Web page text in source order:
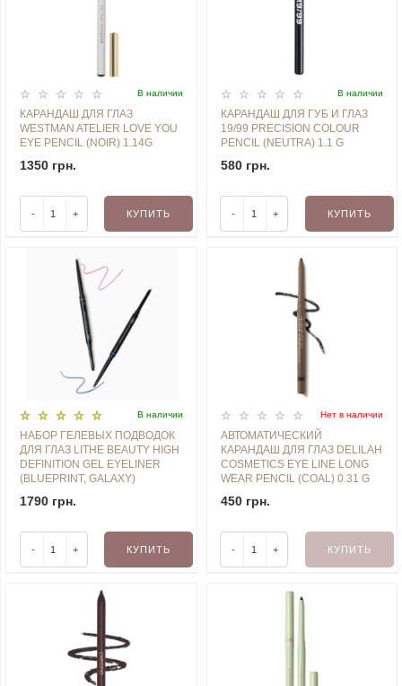
В наличии
КАРАНДАШ ДЛЯ ГЛАЗ
WESTMAN ATELIER LOVE YOU
EYE PENCIL (NOIR) 1.14G
1350 грн.
- + КУПИТЬ
В наличии
КАРАНДАШ ДЛЯ ГУБ И ГЛАЗ
19/99 PRECISION COLOUR
PENCIL (NEUTRA) 1.1 G
580 грн.
- + КУПИТЬ
В наличии
НАБОР ГЕЛЕВЫХ ПОДВОДОК
ДЛЯ ГЛАЗ LITHE BEAUTY HIGH
DEFINITION GEL EYELINER
(BLUEPRINT, GALAXY)
1790 грн.
- + КУПИТЬ
Нет в наличии
АВТОМАТИЧЕСКИЙ
КАРАНДАШ ДЛЯ ГЛАЗ DELILAH
COSMETICS EYE LINE LONG
WEAR PENCIL (COAL) 0.31 G
450 грн.
- + КУПИТЬ